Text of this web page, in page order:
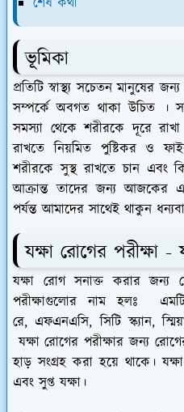
ভূমিকা
প্রতিটি স্বাস্থ্য সচেতন মানুষের
সম্পর্কে অবগত থাকা উচিত ।
সমস্যা থেকে শরীরকে দূরে
রাখতে নিয়মিত পুষ্টিকর ও
শরীরকে সুস্থ রাখতে চান এবং
আক্রান্ত তাদের জন্য আজকের
পর্যন্ত আমাদের সাথেই থাকুন
যক্ষা রোগের পরীক্ষা -
যক্ষা রোগ সনাক্ত করার
পরীক্ষাগুলোর নাম হলঃ
রে, এফএনএসি, সিটি স্ক্যান,
যক্ষা রোগের পরীক্ষার জন্য
হাড় সংগ্রহ করা হয়ে থাকে।
এবং সুপ্ত যক্ষা।